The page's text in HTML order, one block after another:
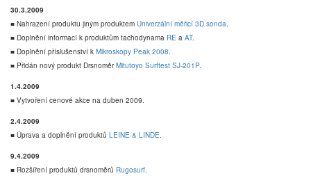
30.3.2009
■ Nahrazení produktu jiným produktem Univerzální měřicí 3D sonda.
■ Doplnění informací k produktům tachodynama RE a AT.
■ Doplnění příslušenství k Mikroskopy Peak 2008.
■ Přidán nový produkt DrsnoměrMitutoyo Surftest SJ-201P.
1.4.2009
■ Vytvoření cenové akce na duben 2009.
2.4.2009
■ Úprava a doplnění produktů LEINE & LINDE.
9.4.2009
■ Rozšíření produktů drsnoměrů Rugosurf.